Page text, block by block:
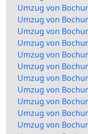
Umzug von
Umzug von
Umzug von
Umzug von
Umzug von
Umzug von
Umzug von
Umzug von
Umzug von
Umzug von
Umzug von